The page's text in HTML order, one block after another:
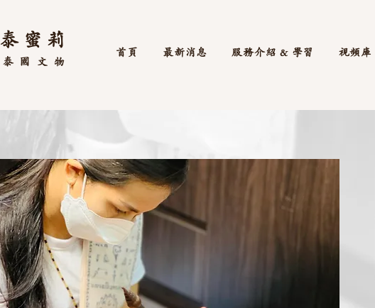
泰 蜜 莉
文物
泰國
首頁 最新消息 服務介紹 & 學習 視頻庫